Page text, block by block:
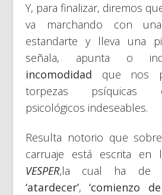
Y, para finalizar, diremos
va marchando con
estandarte y lleva una
señala, apunta o
incomodidad que nos
torpezas psíquicas
psicológicos indeseables.
Resulta notorio que
carruaje está escrita en
VESPER,la cual ha de
‘atardecer’, ‘comienzo